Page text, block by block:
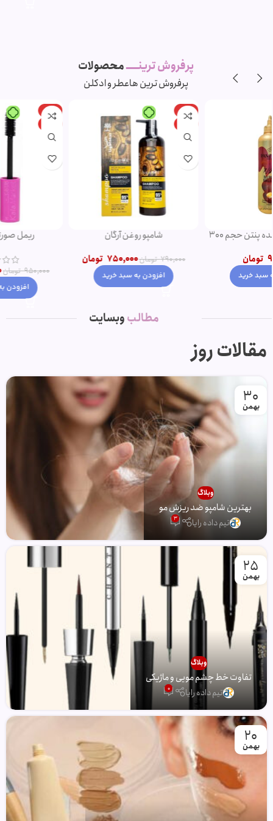
پرفروش ترینـــــمحصولات
پرفروش ترین هاعطر و ادکلن
شامپو روغن آرگان
790,000
750,000 تومان
افزودن به سبد خرید
ویژه
ریمل صورتی اروجینال
950,000
850,000 تومان
افزودن به سبد خرید
مطالبوبسایت
مقالات روز
30
بهمن
وبلاگ
بهترین شامپو ضد ریزش مو
تیم داده رایا 3
25
بهمن
وبلاگ
تفاوت خط چشم مویی و ماژیکی
تیم داده رایا 0
20
بهمن